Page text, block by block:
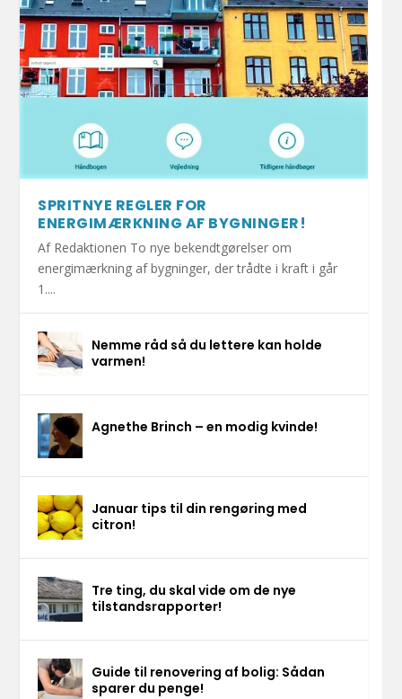
SPRITNYE REGLER FOR
ENERGIMÆRKNING AF BYGNINGER!
Af Redaktionen To nye bekendtgørelser om
energimærkning af bygninger, der trådte i kraft i går
1....
Nemme råd så du lettere kan holde
varmen!
Agnethe Brinch – en modig kvinde!
Januar tips til din rengøring med
citron!
Tre ting, du skal vide om de nye
tilstandsrapporter!
Guide til renovering af bolig: Sådan
sparer du penge!